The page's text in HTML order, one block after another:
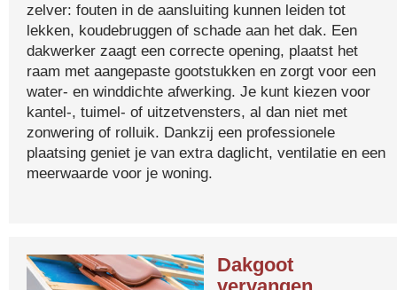
zelver: fouten in de aansluiting kunnen leiden tot
lekken, koudebruggen of schade aan het dak. Een
dakwerker zaagt een correcte opening, plaatst het
raam met aangepaste gootstukken en zorgt voor een
water- en winddichte afwerking. Je kunt kiezen voor
kantel-, tuimel- of uitzetvensters, al dan niet met
zonwering of rolluik. Dankzij een professionele
plaatsing geniet je van extra daglicht, ventilatie en een
meerwaarde voor je woning.
Dakgoot